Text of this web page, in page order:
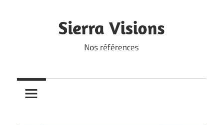
Sierra Visions
Nos références